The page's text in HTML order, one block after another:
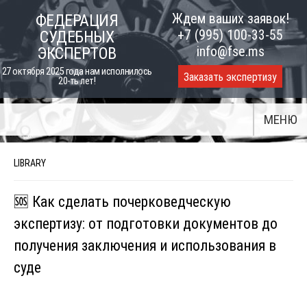
content
ФЕДЕРАЦИЯ
СУДЕБНЫХ
ЭКСПЕРТОВ
27 октября 2025 года нам исполнилось
20-ть лет!
Ждем ваших заявок!
+7 (995) 100-33-55
info@fse.ms
Заказать экспертизу
МЕНЮ
LIBRARY
🆘 Как сделать почерковедческую
экспертизу: от подготовки документов до
получения заключения и использования в
суде